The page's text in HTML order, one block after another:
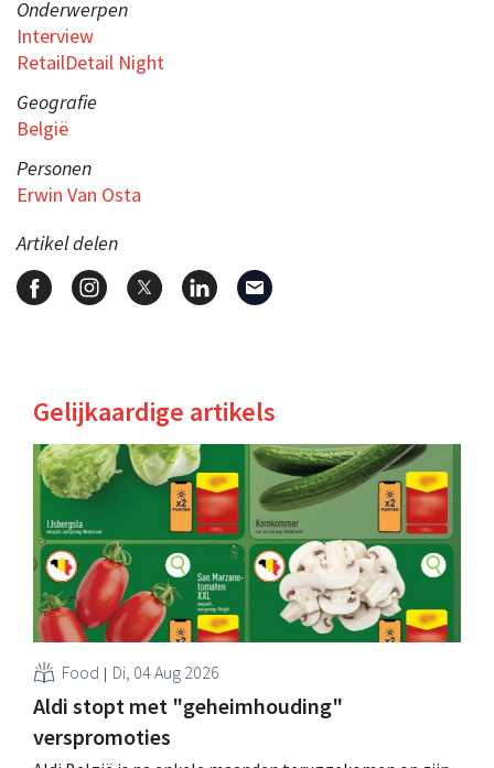
Onderwerpen
Interview
RetailDetail Night
Geografie
België
Personen
Erwin Van Osta
Artikel delen
Gelijkaardige artikels
Food Di, 04 Aug 2026
Aldi stopt met "geheimhouding"
verspromoties